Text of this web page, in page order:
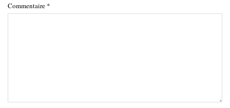
Commentaire *